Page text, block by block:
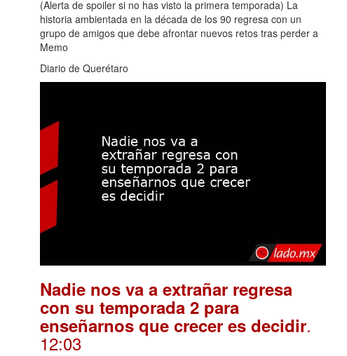
(Alerta de spoiler si no has visto la primera temporada) La
historia ambientada en la década de los 90 regresa con un
grupo de amigos que debe afrontar nuevos retos tras perder a
Memo
Diario de Querétaro
Nadie nos va a extrañar regresa
con su temporada 2 para
enseñarnos que crecer es decidir.
12:03